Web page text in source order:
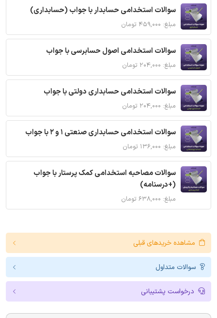
سوالات استخدامی حسابدار با جواب (حسابداری)
مبلغ: ۴۵۹,۰۰۰ تومان
سوالات استخدامی اصول حسابرسی با جواب
مبلغ: ۲۰۴,۰۰۰ تومان
سوالات استخدامی حسابداری دولتی با جواب
مبلغ: ۲۰۴,۰۰۰ تومان
سوالات استخدامی حسابداری صنعتی 1 و 2 با جواب
مبلغ: ۱۳۶,۰۰۰ تومان
سوالات مصاحبه استخدامی کمک پرستار با جواب
(+درسنامه)
مبلغ: ۶۳۸,۰۰۰ تومان
مشاهده خریدهای قبلی
سوالات متداول
درخواست پشتیبانی